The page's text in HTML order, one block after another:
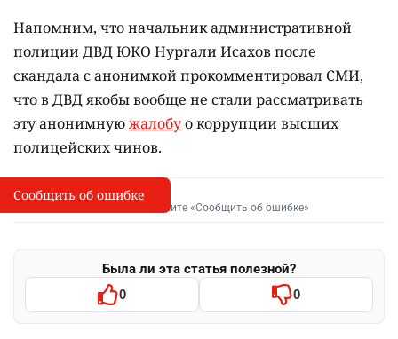
Напомним, что начальник административной
полиции ДВД ЮКО Нургали Исахов после
скандала с анонимкой прокомментировал СМИ,
что в ДВД якобы вообще не стали рассматривать
эту анонимнуюжалобуо коррупции высших
полицейских чинов.
I
Сообщить об опечатке
Выделите фрагмент и нажмите «Сообщить об ошибке»
Была ли эта статья полезной?
0 0
Сообщить об ошибке